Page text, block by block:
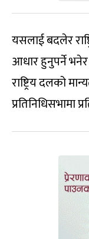
यसलाई बदलेर
आधार हुनुपर्ने
राष्ट्रिय दलको
प्रतिनिधिसभामा